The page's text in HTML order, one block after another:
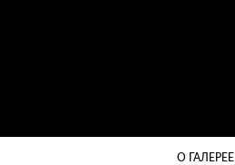
О ГАЛЕРЕЕ